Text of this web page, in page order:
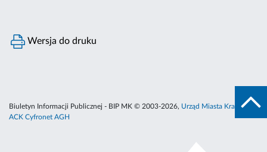
Wersja do druku
Biuletyn Informacji Publicznej - BIP MK © 2003-2026, Urząd Miasta Krakowa
ACK Cyfronet AGH